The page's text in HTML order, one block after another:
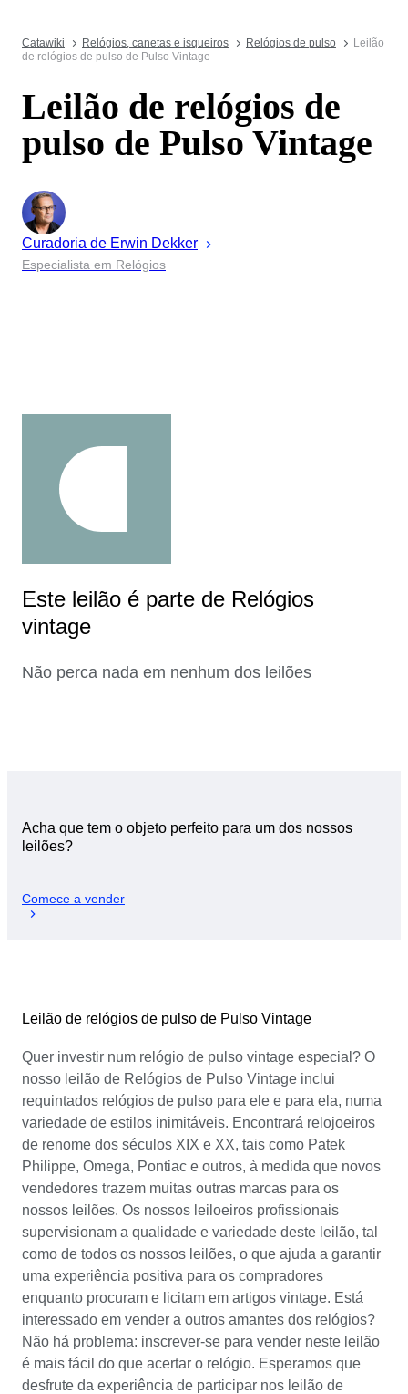
Catawiki Relógios, canetas e isqueiros Relógios de pulso
Leilão
de relógios de pulso de Pulso Vintage
Leilão de relógios de
pulso de Pulso Vintage
Curadoria de Erwin Dekker
Especialista em Relógios
Este leilão é parte de Relógios
vintage
Não perca nada em nenhum dos leilões
Acha que tem o objeto perfeito para um dos nossos
leilões?
Comece a vender
Leilão de relógios de pulso de Pulso Vintage
Quer investir num relógio de pulso vintage especial? O
nosso leilão de Relógios de Pulso Vintage inclui
requintados relógios de pulso para ele e para ela, numa
variedade de estilos inimitáveis. Encontrará relojoeiros
de renome dos séculos XIX e XX, tais como Patek
Philippe, Omega, Pontiac e outros, à medida que novos
vendedores trazem muitas outras marcas para os
nossos leilões. Os nossos leiloeiros profissionais
supervisionam a qualidade e variedade deste leilão, tal
como de todos os nossos leilões, o que ajuda a garantir
uma experiência positiva para os compradores
enquanto procuram e licitam em artigos vintage. Está
interessado em vender a outros amantes dos relógios?
Não há problema: inscrever-se para vender neste leilão
é mais fácil do que acertar o relógio. Esperamos que
desfrute da experiência de participar nos leilão de